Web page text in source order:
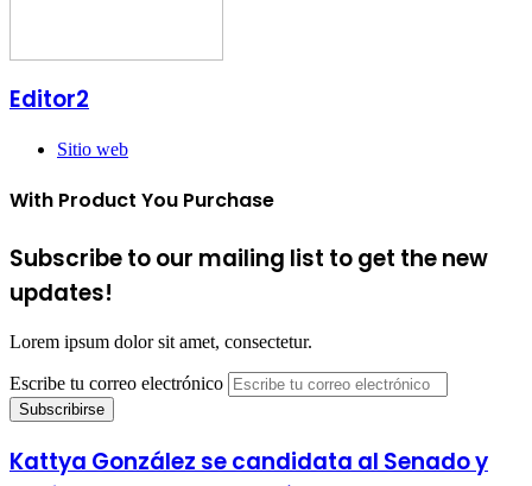
Editor2
Sitio web
With Product You Purchase
Subscribe to our mailing list to get the new
updates!
Lorem ipsum dolor sit amet, consectetur.
Escribe tu correo electrónico
Kattya González se candidata al Senado y